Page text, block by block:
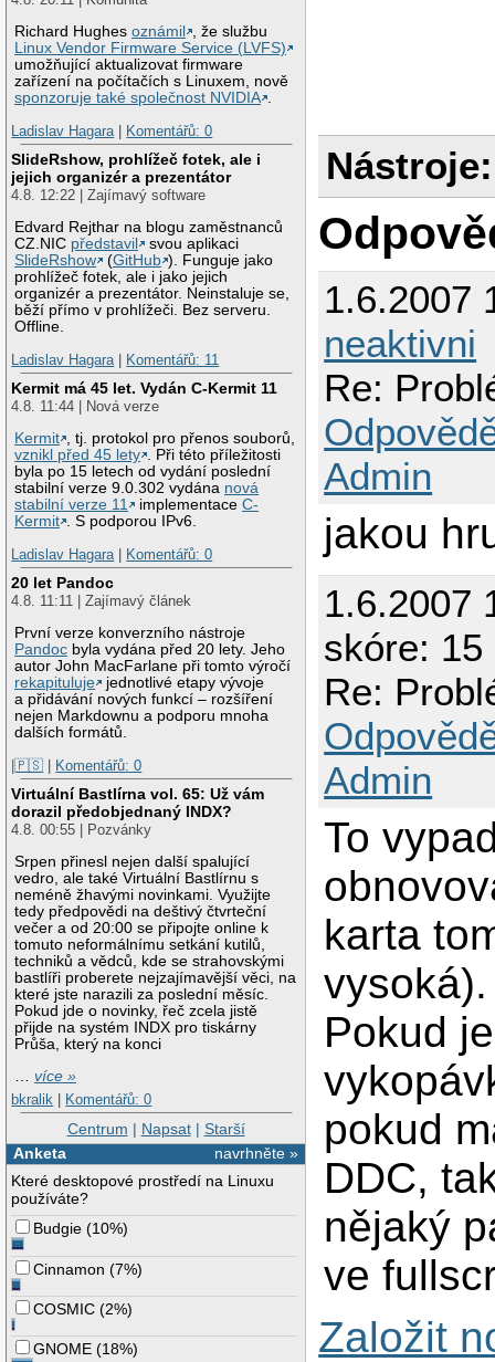
Richard Hughesoznámil
, že službu
Linux Vendor Firmware Service (LVFS)
umožňující aktualizovat firmware
zařízení na počítačích s Linuxem, nově
sponzoruje také společnost NVIDIA .
Ladislav Hagara | Komentářů: 0
SlideRshow, prohlížeč fotek, ale i
jejich organizér a prezentátor
4.8. 12:22 | Zajímavý software
Edvard Rejthar na blogu zaměstnanců
CZ.NIC představil
svou aplikaci
SlideRshow
(GitHub ). Funguje jako
prohlížeč fotek, ale i jako jejich
organizér a prezentátor. Neinstaluje se,
běží přímo v prohlížeči. Bez serveru.
Offline.
Ladislav Hagara | Komentářů: 11
Kermit má 45 let. Vydán C-Kermit 11
4.8. 11:44 | Nová verze
Kermit
, tj. protokol pro přenos souborů,
vznikl před 45 lety
. Při této příležitosti
byla po 15 letech od vydání poslední
stabilní verze 9.0.302 vydána nová
stabilní verze 11
implementaceC-
Kermit
. S podporou IPv6.
Ladislav Hagara | Komentářů: 0
20 let Pandoc
4.8. 11:11 | Zajímavý článek
První verze konverzního nástroje
Pandoc byla vydána před 20 lety. Jeho
autor John MacFarlane při tomto výročí
rekapituluje
jednotlivé etapy vývoje
a přidávání nových funkcí – rozšíření
nejen Markdownu a podporu mnoha
dalších formátů.
|🇵🇸 | Komentářů: 0
Virtuální Bastlírna vol. 65: Už vám
dorazil předobjednaný INDX?
4.8. 00:55 | Pozvánky
Srpen přinesl nejen další spalující
vedro, ale také Virtuální Bastlírnu s
neméně žhavými novinkami. Využijte
tedy předpovědi na deštivý čtvrteční
večer a od 20:00 se připojte online k
tomuto neformálnímu setkání kutilů,
techniků a vědců, kde se strahovskými
bastlíři proberete nejzajímavější věci, na
které jste narazili za poslední měsíc.
Pokud jde o novinky, řeč zcela jistě
přijde na systém INDX pro tiskárny
Průša, který na konci
…více »
bkralik
Komentářů: 0
Centrum | Napsat| Starší
navrhněte »
Anketa
Které desktopové prostředí na Linuxu
používáte?
Budgie (10%)
Cinnamon (7%)
COSMIC (2%)
GNOME (18%)
Nástroje:
1.6.2007
neaktivni
Re:
Admin
jakou
1.6.2007
skóre:
Re:
Admin
To
karta
Pokud
pokud
DDC,
nějaký
ve
Založit